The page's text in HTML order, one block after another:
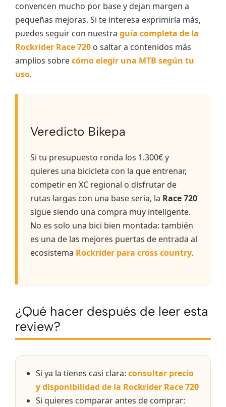
convencen mucho por base y dejan margen a
pequeñas mejoras. Si te interesa exprimirla más,
puedes seguir con nuestra guía completa de la
Rockrider Race 720 o saltar a contenidos más
amplios sobrecómo elegir una MTB según tu
uso.
Veredicto Bikepa
Si tu presupuesto ronda los 1.300€ y
quieres una bicicleta con la que entrenar,
competir en XC regional o disfrutar de
rutas largas con una base seria, la Race 720
sigue siendo una compra muy inteligente.
No es solo una bici bien montada: también
es una de las mejores puertas de entrada al
ecosistema Rockrider para cross country.
¿Qué hacer después de leer esta
review?
Si ya la tienes casi clara: consultar precio
y disponibilidad de la Rockrider Race 720
Si quieres comparar antes de comprar: